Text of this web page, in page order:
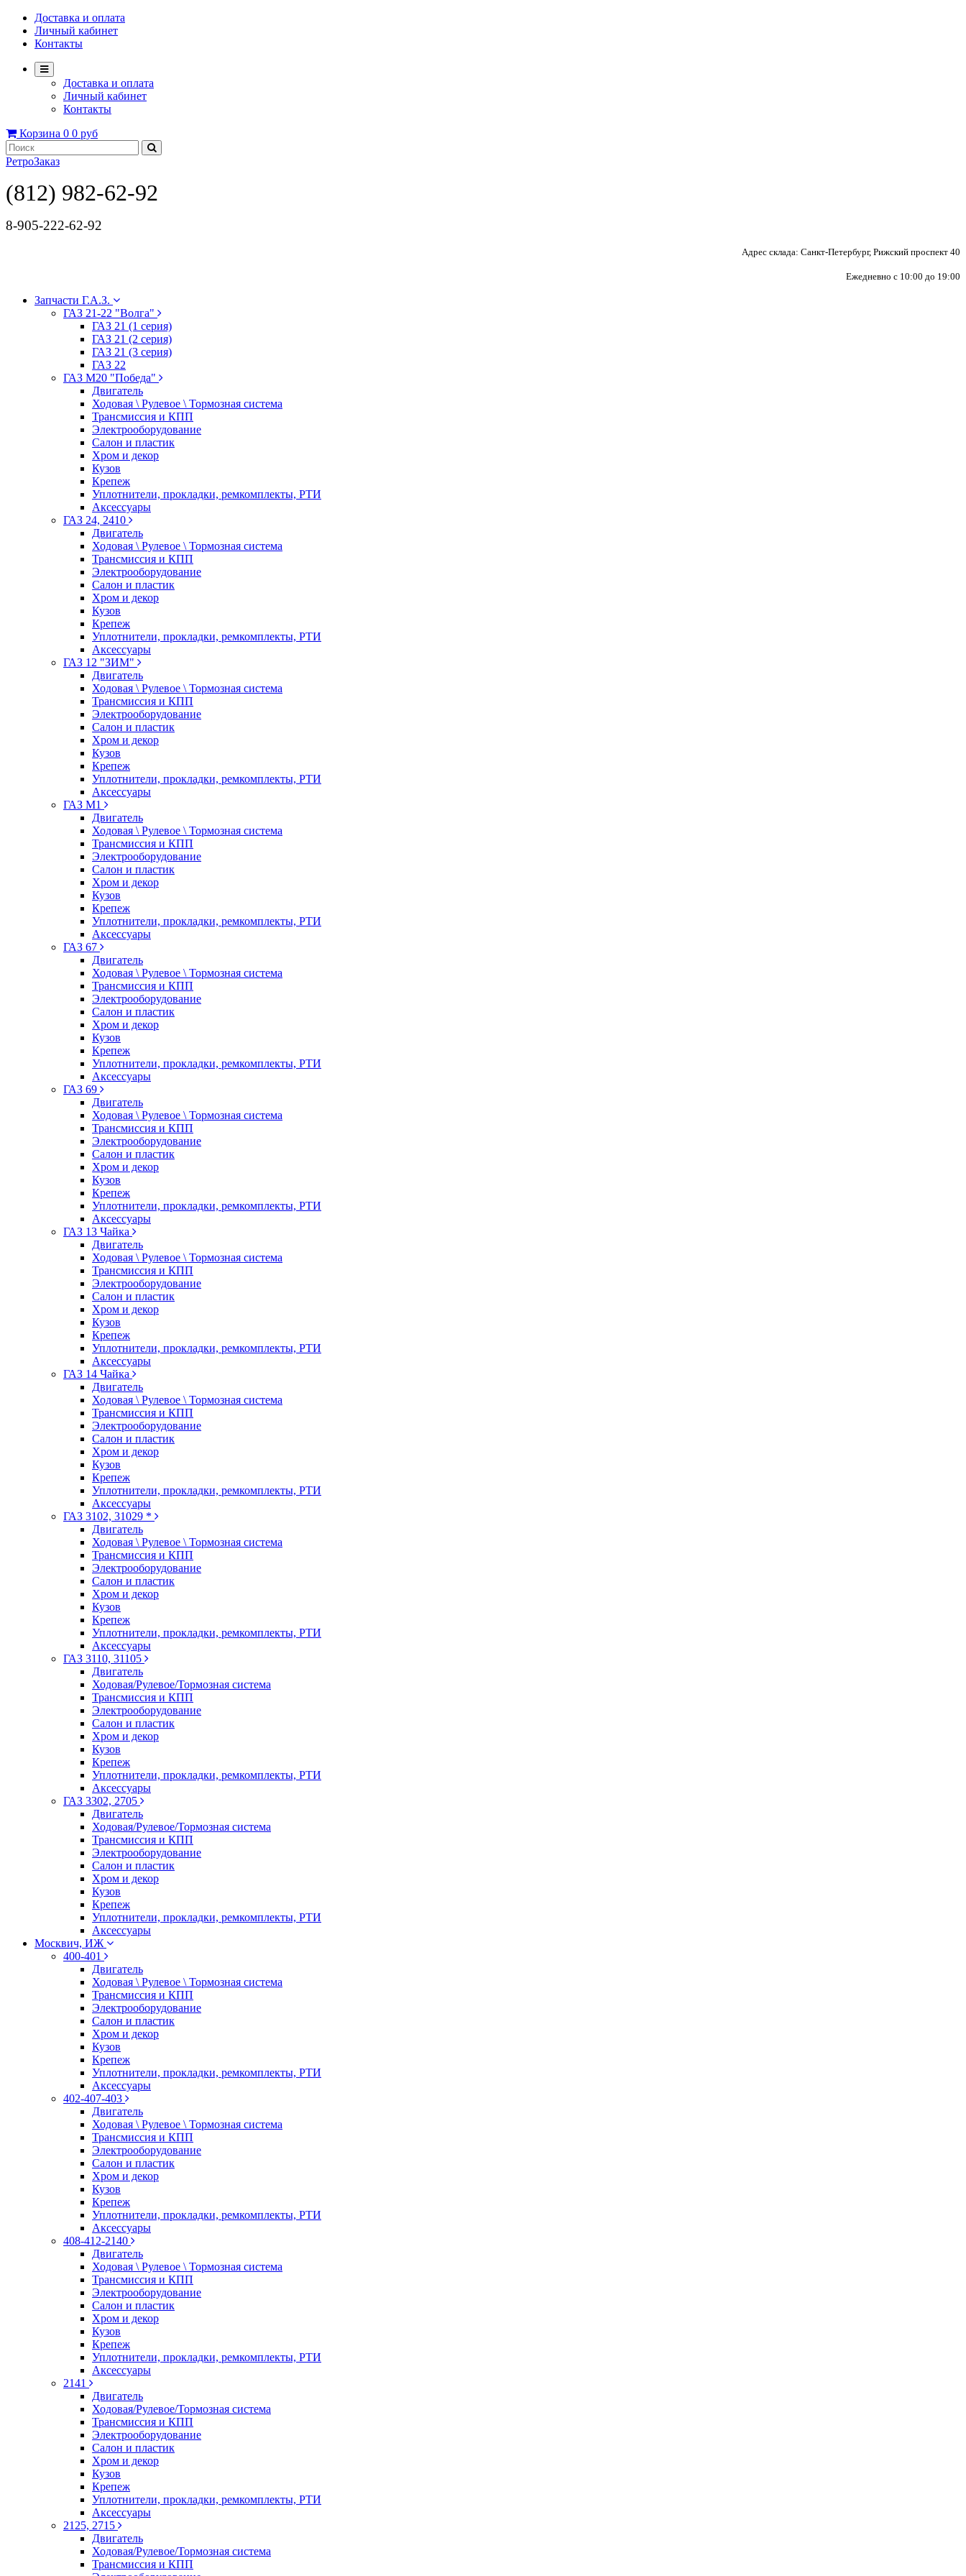
Доставка и оплата
Личный кабинет
Контакты
Доставка и оплата
Личный кабинет
Контакты
Корзина 0 0 руб
РетроЗаказ
(812) 982-62-92
8-905-222-62-92
Адрес склада: Санкт-Петербург, Рижский проспект 40
Ежедневно с 10:00 до 19:00
Запчасти Г.А.З.
ГАЗ 21-22 "Волга"
ГАЗ 21 (1 серия)
ГАЗ 21 (2 серия)
ГАЗ 21 (3 серия)
ГАЗ 22
ГАЗ М20 "Победа"
Двигатель
Ходовая \ Рулевое \ Тормозная система
Трансмиссия и КПП
Электрооборудование
Салон и пластик
Хром и декор
Кузов
Крепеж
Уплотнители, прокладки, ремкомплекты, РТИ
Аксессуары
ГАЗ 24, 2410
Двигатель
Ходовая \ Рулевое \ Тормозная система
Трансмиссия и КПП
Электрооборудование
Салон и пластик
Хром и декор
Кузов
Крепеж
Уплотнители, прокладки, ремкомплекты, РТИ
Аксессуары
ГАЗ 12 "ЗИМ"
Двигатель
Ходовая \ Рулевое \ Тормозная система
Трансмиссия и КПП
Электрооборудование
Салон и пластик
Хром и декор
Кузов
Крепеж
Уплотнители, прокладки, ремкомплекты, РТИ
Аксессуары
ГАЗ М1
Двигатель
Ходовая \ Рулевое \ Тормозная система
Трансмиссия и КПП
Электрооборудование
Салон и пластик
Хром и декор
Кузов
Крепеж
Уплотнители, прокладки, ремкомплекты, РТИ
Аксессуары
ГАЗ 67
Двигатель
Ходовая \ Рулевое \ Тормозная система
Трансмиссия и КПП
Электрооборудование
Салон и пластик
Хром и декор
Кузов
Крепеж
Уплотнители, прокладки, ремкомплекты, РТИ
Аксессуары
ГАЗ 69
Двигатель
Ходовая \ Рулевое \ Тормозная система
Трансмиссия и КПП
Электрооборудование
Салон и пластик
Хром и декор
Кузов
Крепеж
Уплотнители, прокладки, ремкомплекты, РТИ
Аксессуары
ГАЗ 13 Чайка
Двигатель
Ходовая \ Рулевое \ Тормозная система
Трансмиссия и КПП
Электрооборудование
Салон и пластик
Хром и декор
Кузов
Крепеж
Уплотнители, прокладки, ремкомплекты, РТИ
Аксессуары
ГАЗ 14 Чайка
Двигатель
Ходовая \ Рулевое \ Тормозная система
Трансмиссия и КПП
Электрооборудование
Салон и пластик
Хром и декор
Кузов
Крепеж
Уплотнители, прокладки, ремкомплекты, РТИ
Аксессуары
ГАЗ 3102, 31029 *
Двигатель
Ходовая \ Рулевое \ Тормозная система
Трансмиссия и КПП
Электрооборудование
Салон и пластик
Хром и декор
Кузов
Крепеж
Уплотнители, прокладки, ремкомплекты, РТИ
Аксессуары
ГАЗ 3110, 31105
Двигатель
Ходовая/Рулевое/Тормозная система
Трансмиссия и КПП
Электрооборудование
Салон и пластик
Хром и декор
Кузов
Крепеж
Уплотнители, прокладки, ремкомплекты, РТИ
Аксессуары
ГАЗ 3302, 2705
Двигатель
Ходовая/Рулевое/Тормозная система
Трансмиссия и КПП
Электрооборудование
Салон и пластик
Хром и декор
Кузов
Крепеж
Уплотнители, прокладки, ремкомплекты, РТИ
Аксессуары
Москвич, ИЖ
400-401
Двигатель
Ходовая \ Рулевое \ Тормозная система
Трансмиссия и КПП
Электрооборудование
Салон и пластик
Хром и декор
Кузов
Крепеж
Уплотнители, прокладки, ремкомплекты, РТИ
Аксессуары
402-407-403
Двигатель
Ходовая \ Рулевое \ Тормозная система
Трансмиссия и КПП
Электрооборудование
Салон и пластик
Хром и декор
Кузов
Крепеж
Уплотнители, прокладки, ремкомплекты, РТИ
Аксессуары
408-412-2140
Двигатель
Ходовая \ Рулевое \ Тормозная система
Трансмиссия и КПП
Электрооборудование
Салон и пластик
Хром и декор
Кузов
Крепеж
Уплотнители, прокладки, ремкомплекты, РТИ
Аксессуары
2141
Двигатель
Ходовая/Рулевое/Тормозная система
Трансмиссия и КПП
Электрооборудование
Салон и пластик
Хром и декор
Кузов
Крепеж
Уплотнители, прокладки, ремкомплекты, РТИ
Аксессуары
2125, 2715
Двигатель
Ходовая/Рулевое/Тормозная система
Трансмиссия и КПП